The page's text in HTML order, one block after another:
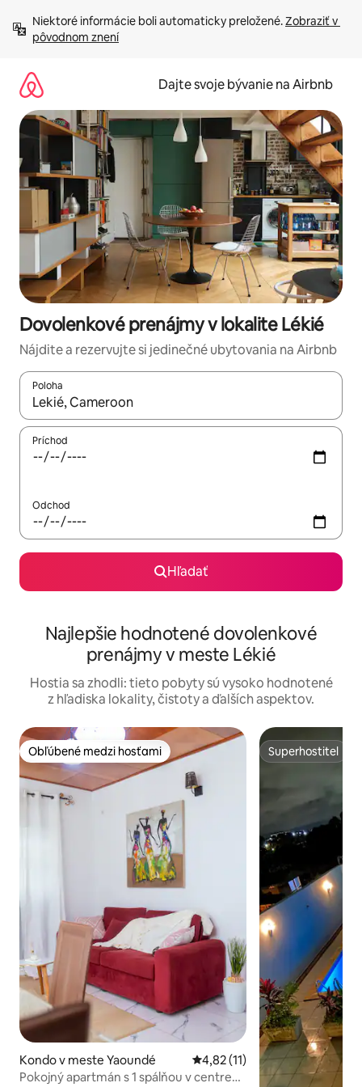
obsah.
Niektoré informácie boli automaticky preložené. Zobraziť v
pôvodnom znení
Dajte svoje bývanie na Airbnb
Dovolenkové prenájmy v lokalite Lékié
Nájdite a rezervujte si jedinečné ubytovania na Airbnb
Poloha
Keď budú výsledky k dispozícii, môžete si ich prechádzať
Príchod
Odchod
Hľadať
Najlepšie hodnotené dovolenkové
prenájmy v meste Lékié
Hostia sa zhodli: tieto pobyty sú vysoko hodnotené
z hľadiska lokality, čistoty a ďalších aspektov.
Obľúbené medzi hosťami
Obľúbené medzi hosťami
Kondo v meste Yaoundé Priemerné ohodnotenie 4,82
4,82 (11)
Pokojný apartmán s 1 spálňou v centre
Superhostiteľ
Superhostiteľ